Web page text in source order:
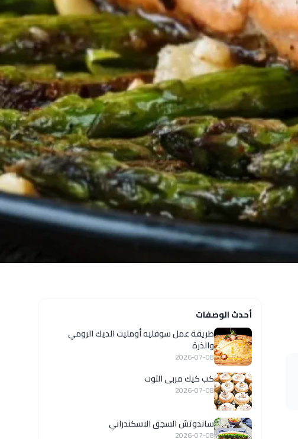
أحدث الوصفات
طريقة عمل سوفليه أومليت الديك الرومي
والذرة
2026-07-08
كب كيك مربى التوت
2026-07-08
ساندوتش السجق الاسكندراني
2026-07-08